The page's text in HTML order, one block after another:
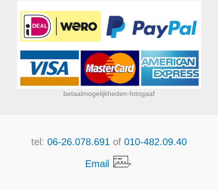
betaalmogelijkheden-fotogaaf
tel: 06-26.078.691 of 010-482.09.40
Email